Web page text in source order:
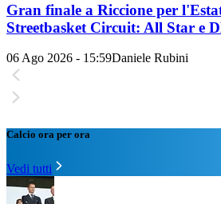
Gran finale a Riccione per
Streetbasket Circuit: All Star e
06 Ago 2026 - 15:59Daniele Rubini
Calcio ora per ora
Vedi tutti